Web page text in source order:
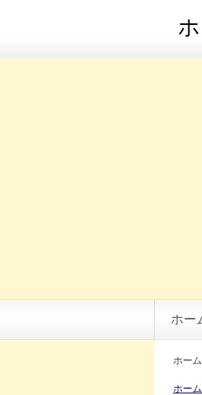
ホー
ホー
ホーム